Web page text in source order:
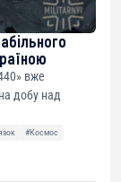
вже
добу над
#Космос